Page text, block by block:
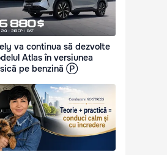
va continua să dezvolte
Atlas în versiunea
pe benzină Ⓟ